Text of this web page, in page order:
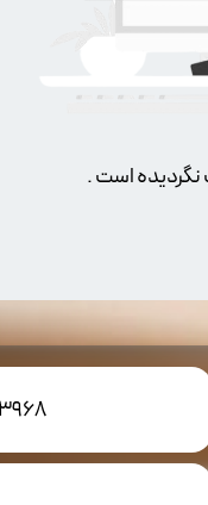
نگردیده است .